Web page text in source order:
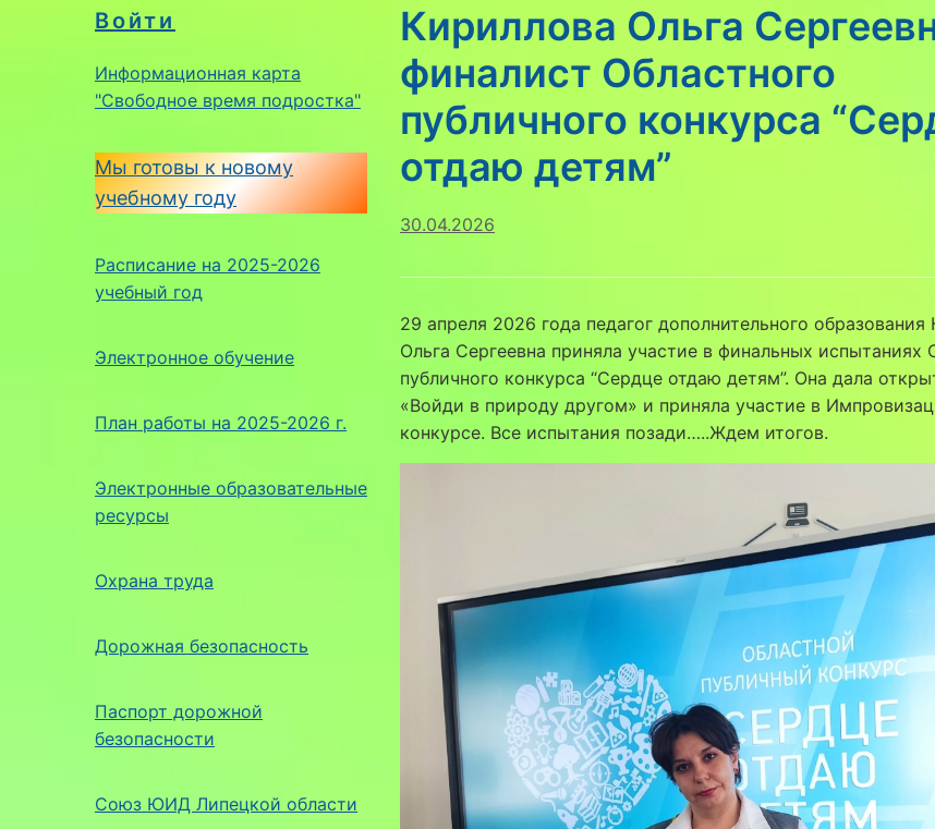
Войти
Информационная карта
"Свободное время подростка"
Мы готовы к новому
учебному году
Расписание на 2025-2026
учебный год
Электронное обучение
План работы на 2025-2026 г.
Электронные образовательные
ресурсы
Охрана труда
Дорожная безопасность
Паспорт дорожной
безопасности
Союз ЮИД Липецкой области
Кириллова Ольга
финалист Областного
публичного конкурса
отдаю детям”
30.04.2026
29 апреля 2026 года педагог дополнительного образования
Ольга Сергеевна приняла участие в финальных испытаниях
публичного конкурса “Сердце отдаю детям”. Она дала
«Войди в природу другом» и приняла участие в
конкурсе. Все испытания позади…..Ждем итогов.